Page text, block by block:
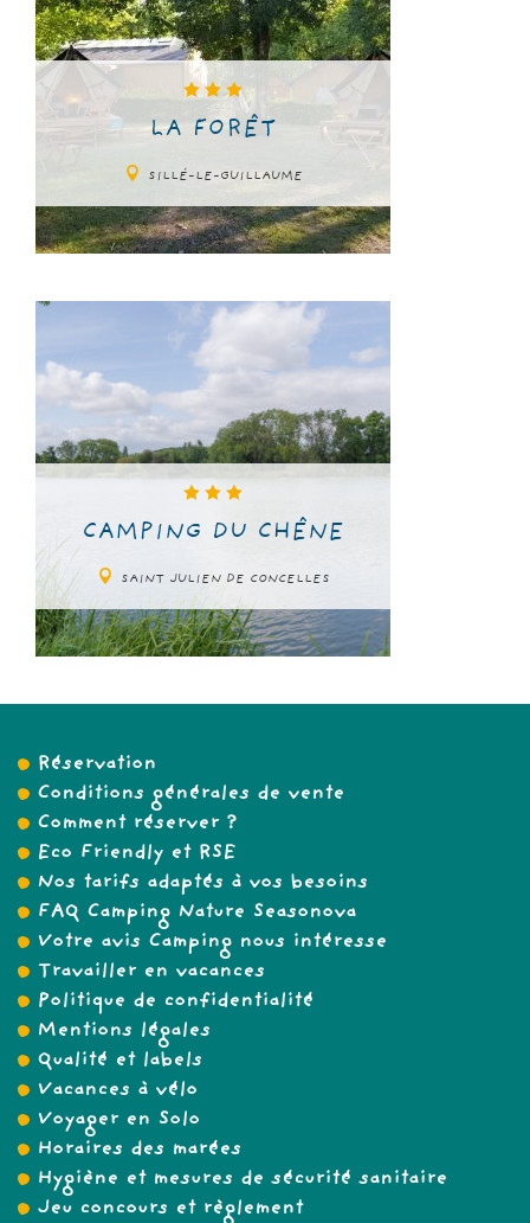
LA FORÊT
SILLÉ-LE-GUILLAUME
CAMPING DU CHÊNE
SAINT JULIEN DE CONCELLES
Réservation
Conditions générales de vente
Comment réserver ?
Eco Friendly et RSE
Nos tarifs adaptés à vos besoins
FAQ Camping Nature Seasonova
Votre avis Camping nous intéresse
Travailler en vacances
Politique de confidentialité
Mentions légales
Qualité et labels
Vacances à vélo
Voyager en Solo
Horaires des marées
Hygiène et mesures de sécurité sanitaire
Jeu concours et règlement